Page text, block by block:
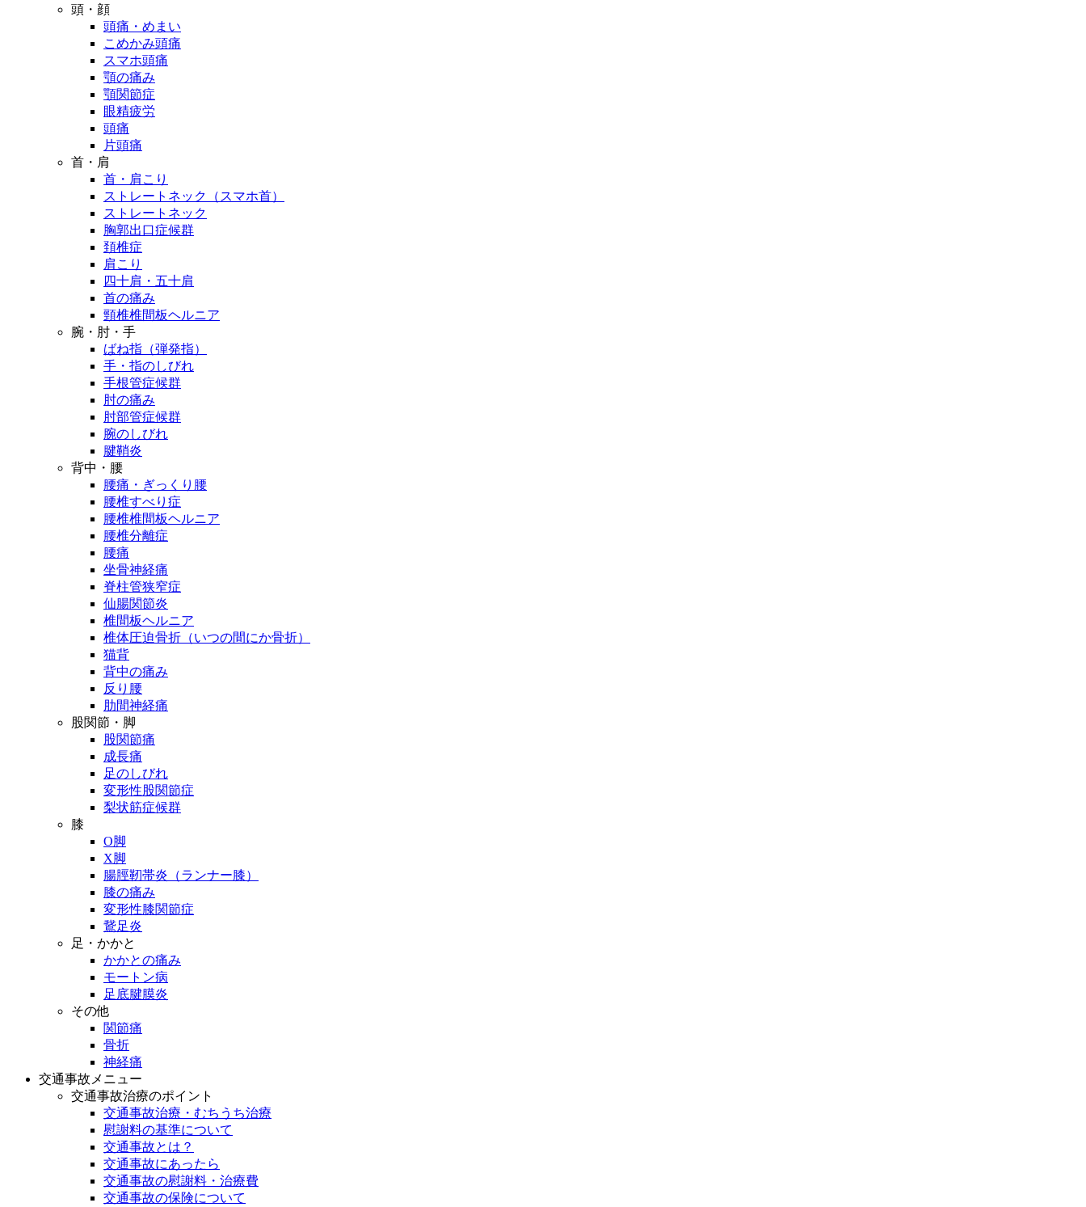
頭・顔
頭痛・めまい
こめかみ頭痛
スマホ頭痛
顎の痛み
顎関節症
眼精疲労
頭痛
片頭痛
首・肩
首・肩こり
ストレートネック（スマホ首）
ストレートネック
胸郭出口症候群
頚椎症
肩こり
四十肩・五十肩
首の痛み
頸椎椎間板ヘルニア
腕・肘・手
ばね指（弾発指）
手・指のしびれ
手根管症候群
肘の痛み
肘部管症候群
腕のしびれ
腱鞘炎
背中・腰
腰痛・ぎっくり腰
腰椎すべり症
腰椎椎間板ヘルニア
腰椎分離症
腰痛
坐骨神経痛
脊柱管狭窄症
仙腸関節炎
椎間板ヘルニア
椎体圧迫骨折（いつの間にか骨折）
猫背
背中の痛み
反り腰
肋間神経痛
股関節・脚
股関節痛
成長痛
足のしびれ
変形性股関節症
梨状筋症候群
膝
O脚
X脚
腸脛靭帯炎（ランナー膝）
膝の痛み
変形性膝関節症
鵞足炎
足・かかと
かかとの痛み
モートン病
足底腱膜炎
その他
関節痛
骨折
神経痛
交通事故メニュー
交通事故治療のポイント
交通事故治療・むちうち治療
慰謝料の基準について
交通事故とは？
交通事故にあったら
交通事故の慰謝料・治療費
交通事故の保険について